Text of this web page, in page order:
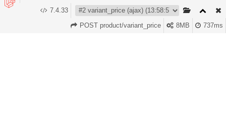
Բաժիններ Զամբյուղ ( Ծանուցումներ Հաշիվ
7.4.33
737ms
8MB
POST product/variant_price